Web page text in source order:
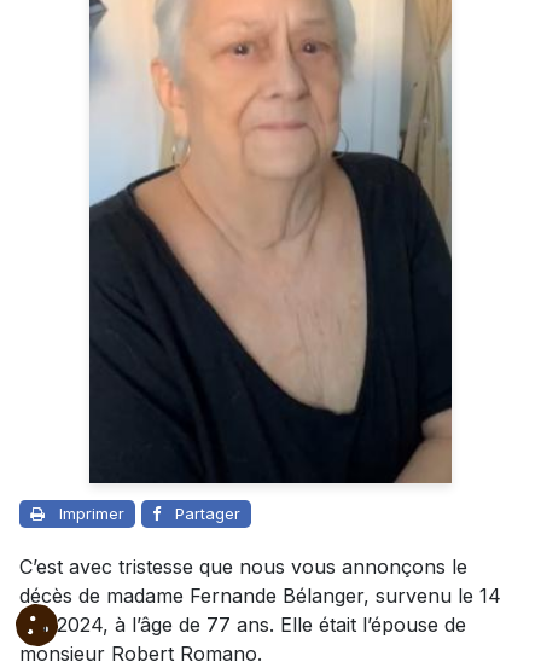
Imprimer Partager
C’est avec tristesse que nous vous annonçons le
décès de madame Fernande Bélanger, survenu le 14
mai 2024, à l’âge de 77 ans. Elle était l’épouse de
monsieur Robert Romano.